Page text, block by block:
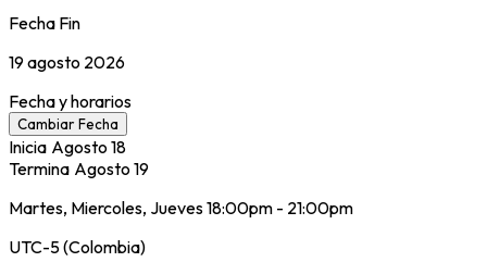
Fecha Fin
19 agosto 2026
Fecha y horarios
Cambiar Fecha
Inicia Agosto 18
Termina Agosto 19
Martes, Miercoles, Jueves 18:00pm - 21:00pm
UTC-5 (Colombia)